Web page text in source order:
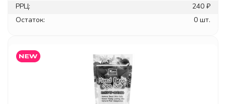
РРЦ:
240 ₽
Остаток:
0 шт.